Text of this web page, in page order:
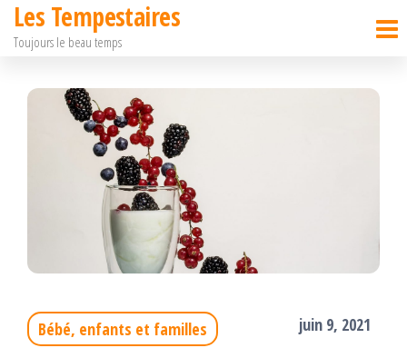
Passer
contenu
Les Tempestaires
Toujours le beau temps
Bébé, enfants et familles juin 9, 2021